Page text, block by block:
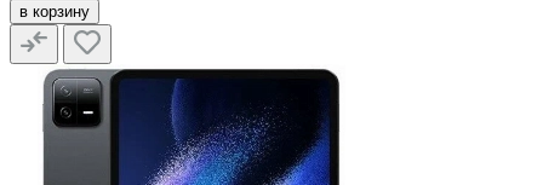
в корзину